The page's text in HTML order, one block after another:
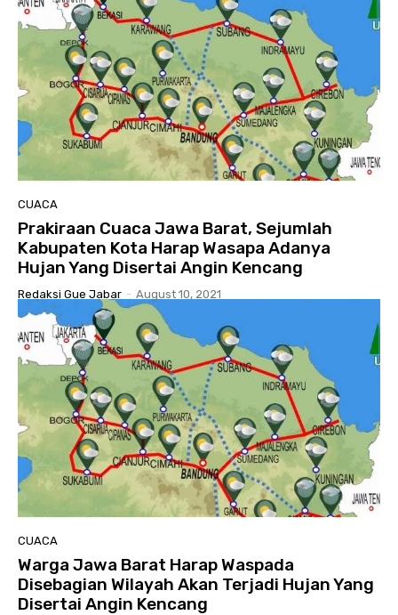
CUACA
Prakiraan Cuaca Jawa Barat, Sejumlah
Kabupaten Kota Harap Wasapa Adanya
Hujan Yang Disertai Angin Kencang
Redaksi Gue Jabar - August 10, 2021
CUACA
Warga Jawa Barat Harap Waspada
Disebagian Wilayah Akan Terjadi Hujan Yang
Disertai Angin Kencang